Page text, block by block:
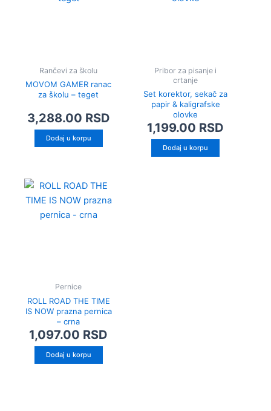
Rančevi za školu
MOVOM GAMER ranac
za školu – teget
3,288.00 RSD
Dodaj u korpu
Pribor za pisanje i
crtanje
Set korektor, sekač za
papir & kaligrafske
olovke
1,199.00 RSD
Dodaj u korpu
Pernice
ROLL ROAD THE TIME
IS NOW prazna pernica
– crna
1,097.00 RSD
Dodaj u korpu